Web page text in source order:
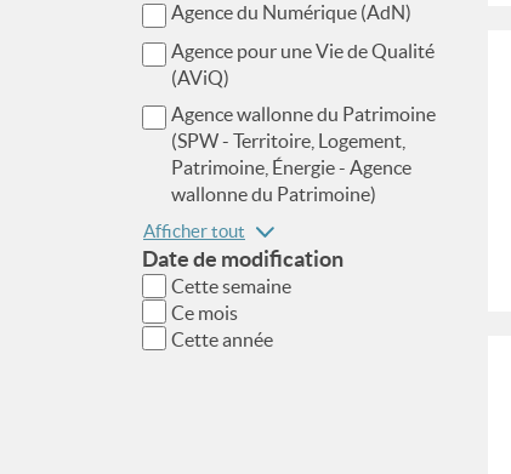
Agence du Numérique (AdN)
Agence pour une Vie de Qualité
(AViQ)
Agence wallonne du Patrimoine
(SPW - Territoire, Logement,
Patrimoine, Énergie - Agence
wallonne du Patrimoine)
Afficher tout
Date de modification
Cette semaine
Ce mois
Cette année